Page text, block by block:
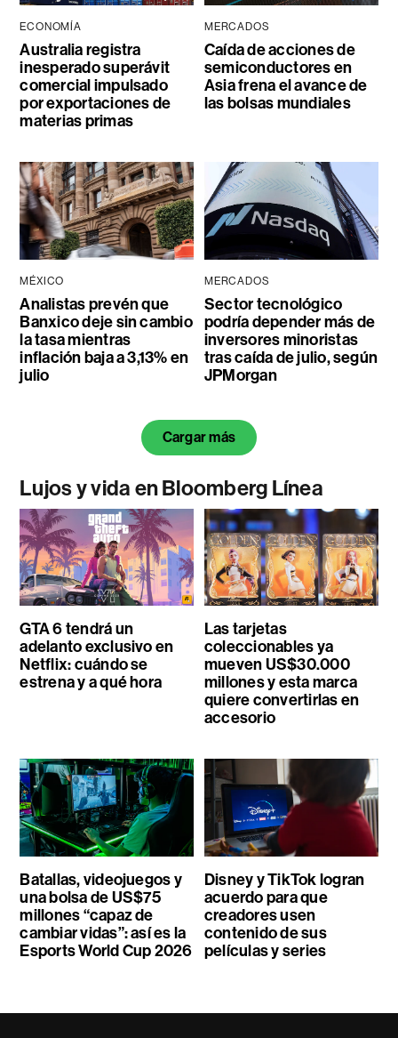
ECONOMÍA
Australia registra
inesperado superávit
comercial impulsado
por exportaciones de
materias primas
MERCADOS
Caída de acciones de
semiconductores en
Asia frena el avance de
las bolsas mundiales
MÉXICO
Analistas prevén que
Banxico deje sin cambio
la tasa mientras
inflación baja a 3,13% en
julio
MERCADOS
Sector tecnológico
podría depender más de
inversores minoristas
tras caída de julio, según
JPMorgan
Cargar más
Lujos y vida en Bloomberg Línea
GTA 6 tendrá un
adelanto exclusivo en
Netflix: cuándo se
estrena y a qué hora
Las tarjetas
coleccionables ya
mueven US$30.000
millones y esta marca
quiere convertirlas en
accesorio
Batallas, videojuegos y
una bolsa de US$75
millones “capaz de
cambiar vidas”: así es la
Esports World Cup 2026
Disney y TikTok logran
acuerdo para que
creadores usen
contenido de sus
películas y series